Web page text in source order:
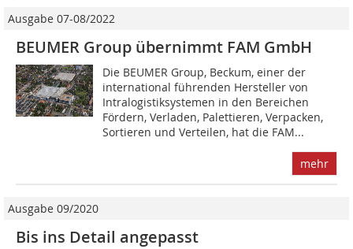
Ausgabe 07-08/2022
BEUMER Group übernimmt FAM GmbH
Die BEUMER Group, Beckum, einer der
international führenden Hersteller von
Intralogistiksystemen in den Bereichen
Fördern, Verladen, Palettieren, Verpacken,
Sortieren und Verteilen, hat die FAM...
mehr
Ausgabe 09/2020
Bis ins Detail angepasst